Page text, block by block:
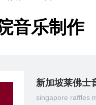
音乐制作
新加坡莱佛士
singapore raffles